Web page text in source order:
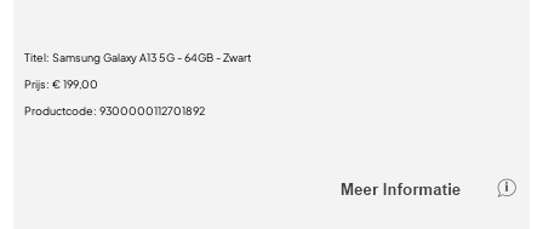
Titel:Samsung Galaxy A13 5G - 64GB - Zwart
Prijs:€ 199,00
Productcode:9300000112701892